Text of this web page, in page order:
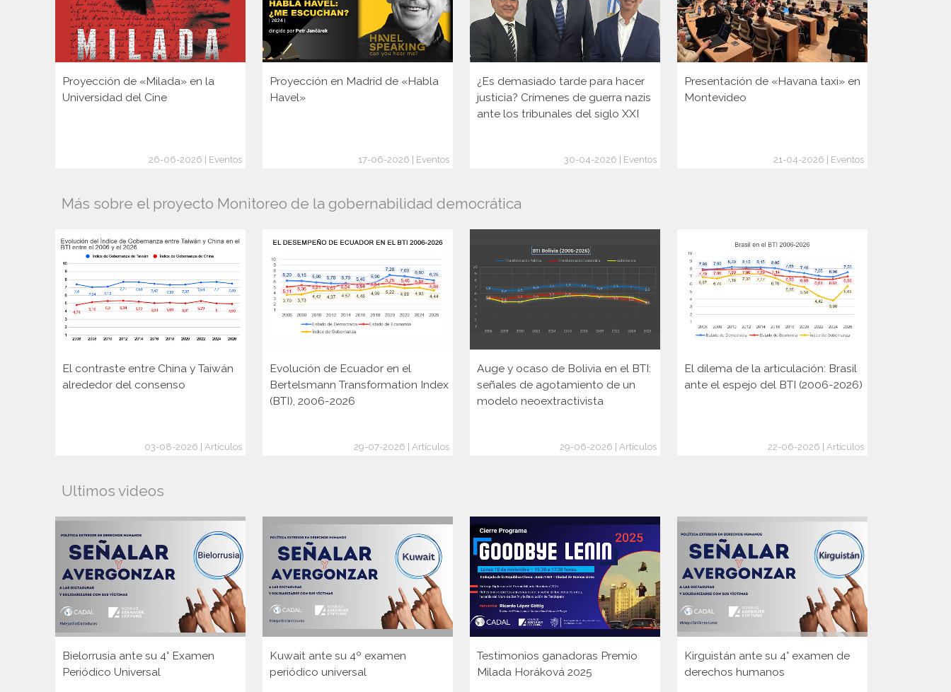
Proyección de «Milada» en la
Universidad del Cine
26-06-2026 | Eventos
Proyección en Madrid de «Habla
Havel»
17-06-2026 | Eventos
¿Es demasiado tarde para hacer
justicia? Crímenes de guerra nazis
ante los tribunales del siglo XXI
30-04-2026 | Eventos
Presentación de «Havana taxi» en
Montevideo
21-04-2026 | Eventos
Más sobre el proyecto Monitoreo de la gobernabilidad democrática
El contraste entre China y Taiwán
alrededor del consenso
03-08-2026 | Artículos
Evolución de Ecuador en el
Bertelsmann Transformation Index
(BTI), 2006-2026
29-07-2026 | Artículos
Auge y ocaso de Bolivia en el BTI:
señales de agotamiento de un
modelo neoextractivista
29-06-2026 | Artículos
El dilema de la articulación: Brasil
ante el espejo del BTI (2006-2026)
22-06-2026 | Artículos
Ultimos videos
Bielorrusia ante su 4° Examen
Periódico Universal
Kuwait ante su 4º examen
periódico universal
Testimonios ganadoras Premio
Milada Horáková 2025
Kirguistán ante su 4° examen de
derechos humanos